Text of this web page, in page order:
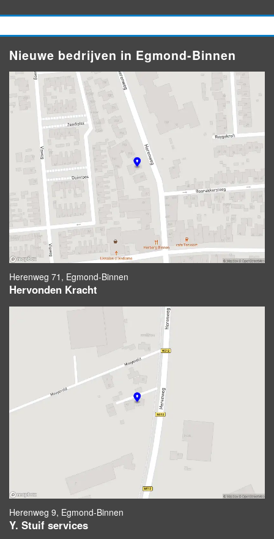
Nieuwe bedrijven in Egmond-Binnen
Herenweg 71, Egmond-Binnen
Hervonden Kracht
Herenweg 9, Egmond-Binnen
Y. Stuif services